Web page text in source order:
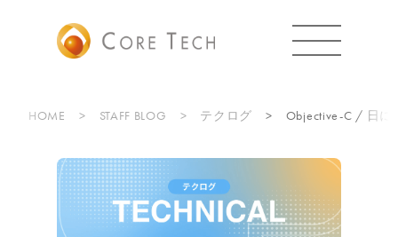
HOME STAFF BLOG テクログ Objective-C / 日に